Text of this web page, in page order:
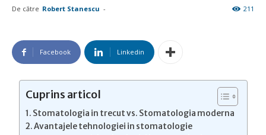
De către Robert Stanescu - 211
Facebook Linkedin
Cuprins articol
Stomatologia in trecut vs. Stomatologia moderna
Avantajele tehnologiei in stomatologie